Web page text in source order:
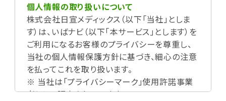
個人情報の取り扱いについて
株式会社日宣メディックス（以下「当社」としま
す）は、いばナビ（以下「本サービス」とします）を
ご利用になるお客様のプライバシーを尊重し、
当社の個人情報保護方針に基づき、細心の注意
を払ってこれを取り扱います。
※ 当社は「プライバシーマーク」使用許諾事業
者として認定されています。